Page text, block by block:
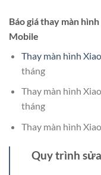
Báo giá thay màn
Mobile
Thay màn hình
tháng
Thay màn hình
tháng
Thay màn hình
Quy trình